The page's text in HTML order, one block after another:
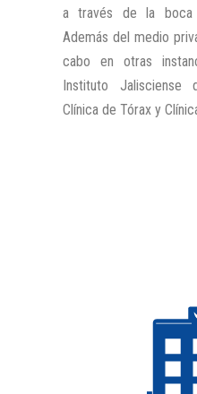
a través de la boca
Además del medio
cabo en otras
Instituto Jalisciense
Clínica de Tórax y